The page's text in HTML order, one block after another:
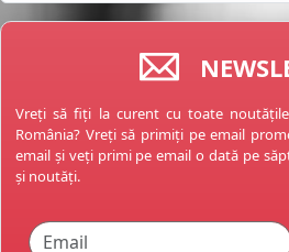
Vreți să fiți la curent cu toate
România? Vreți să primiți pe email
email și veți primi pe email o dată pe
și noutăți.